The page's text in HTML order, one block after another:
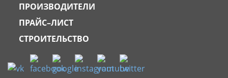
ПРОИЗВОДИТЕЛИ
ПРАЙС–ЛИСТ
СТРОИТЕЛЬСТВО